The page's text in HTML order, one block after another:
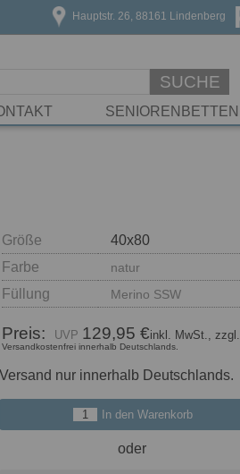
Hauptstr. 26, 88161 Lindenberg
SUCHE
SENIORENBETTEN
Größe
Farbe
natur
Füllung Merino SSW
Preis: 129,95 €inkl. MwSt., zzgl.
Versandkostenfrei innerhalb Deutschlands.
Versand nur innerhalb Deutschlands.
In den Warenkorb
oder